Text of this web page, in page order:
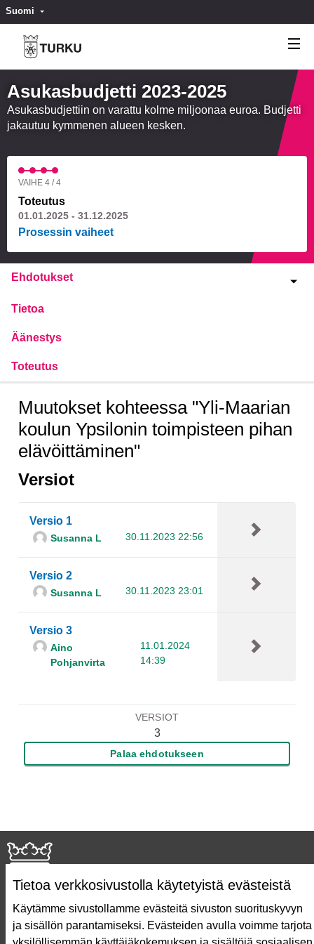
Tietoa verkkosivustolla käytetyistä evästeistä
Käytämme sivustollamme evästeitä sivuston suorituskyvyn
ja sisällön parantamiseksi. Evästeiden avulla voimme tarjota
Suomi Valitse kieli
Asukasbudjetti 2023-2025
Asukasbudjettiin on varattu kolme miljoonaa euroa. Budjetti
jakautuu kymmenen alueen kesken.
VAIHE 4 / 4
Toteutus
01.01.2025 - 31.12.2025
Prosessin vaiheet
Ehdotukset
Tietoa
Äänestys
Toteutus
Muutokset kohteessa "Yli-Maarian
koulun Ypsilonin toimpisteen pihan
elävöittäminen"
Versiot
Versio 1
Susanna L 30.11.2023 22:56
Versio 2
Susanna L 30.11.2023 23:01
Versio 3
Aino
Pohjanvirta
11.01.2024
14:39
VERSIOT
3
Palaa ehdotukseen
Näin äänestät Asukasbudjetissa